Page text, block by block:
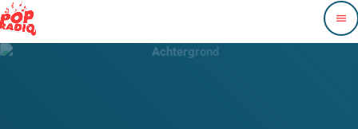
menu